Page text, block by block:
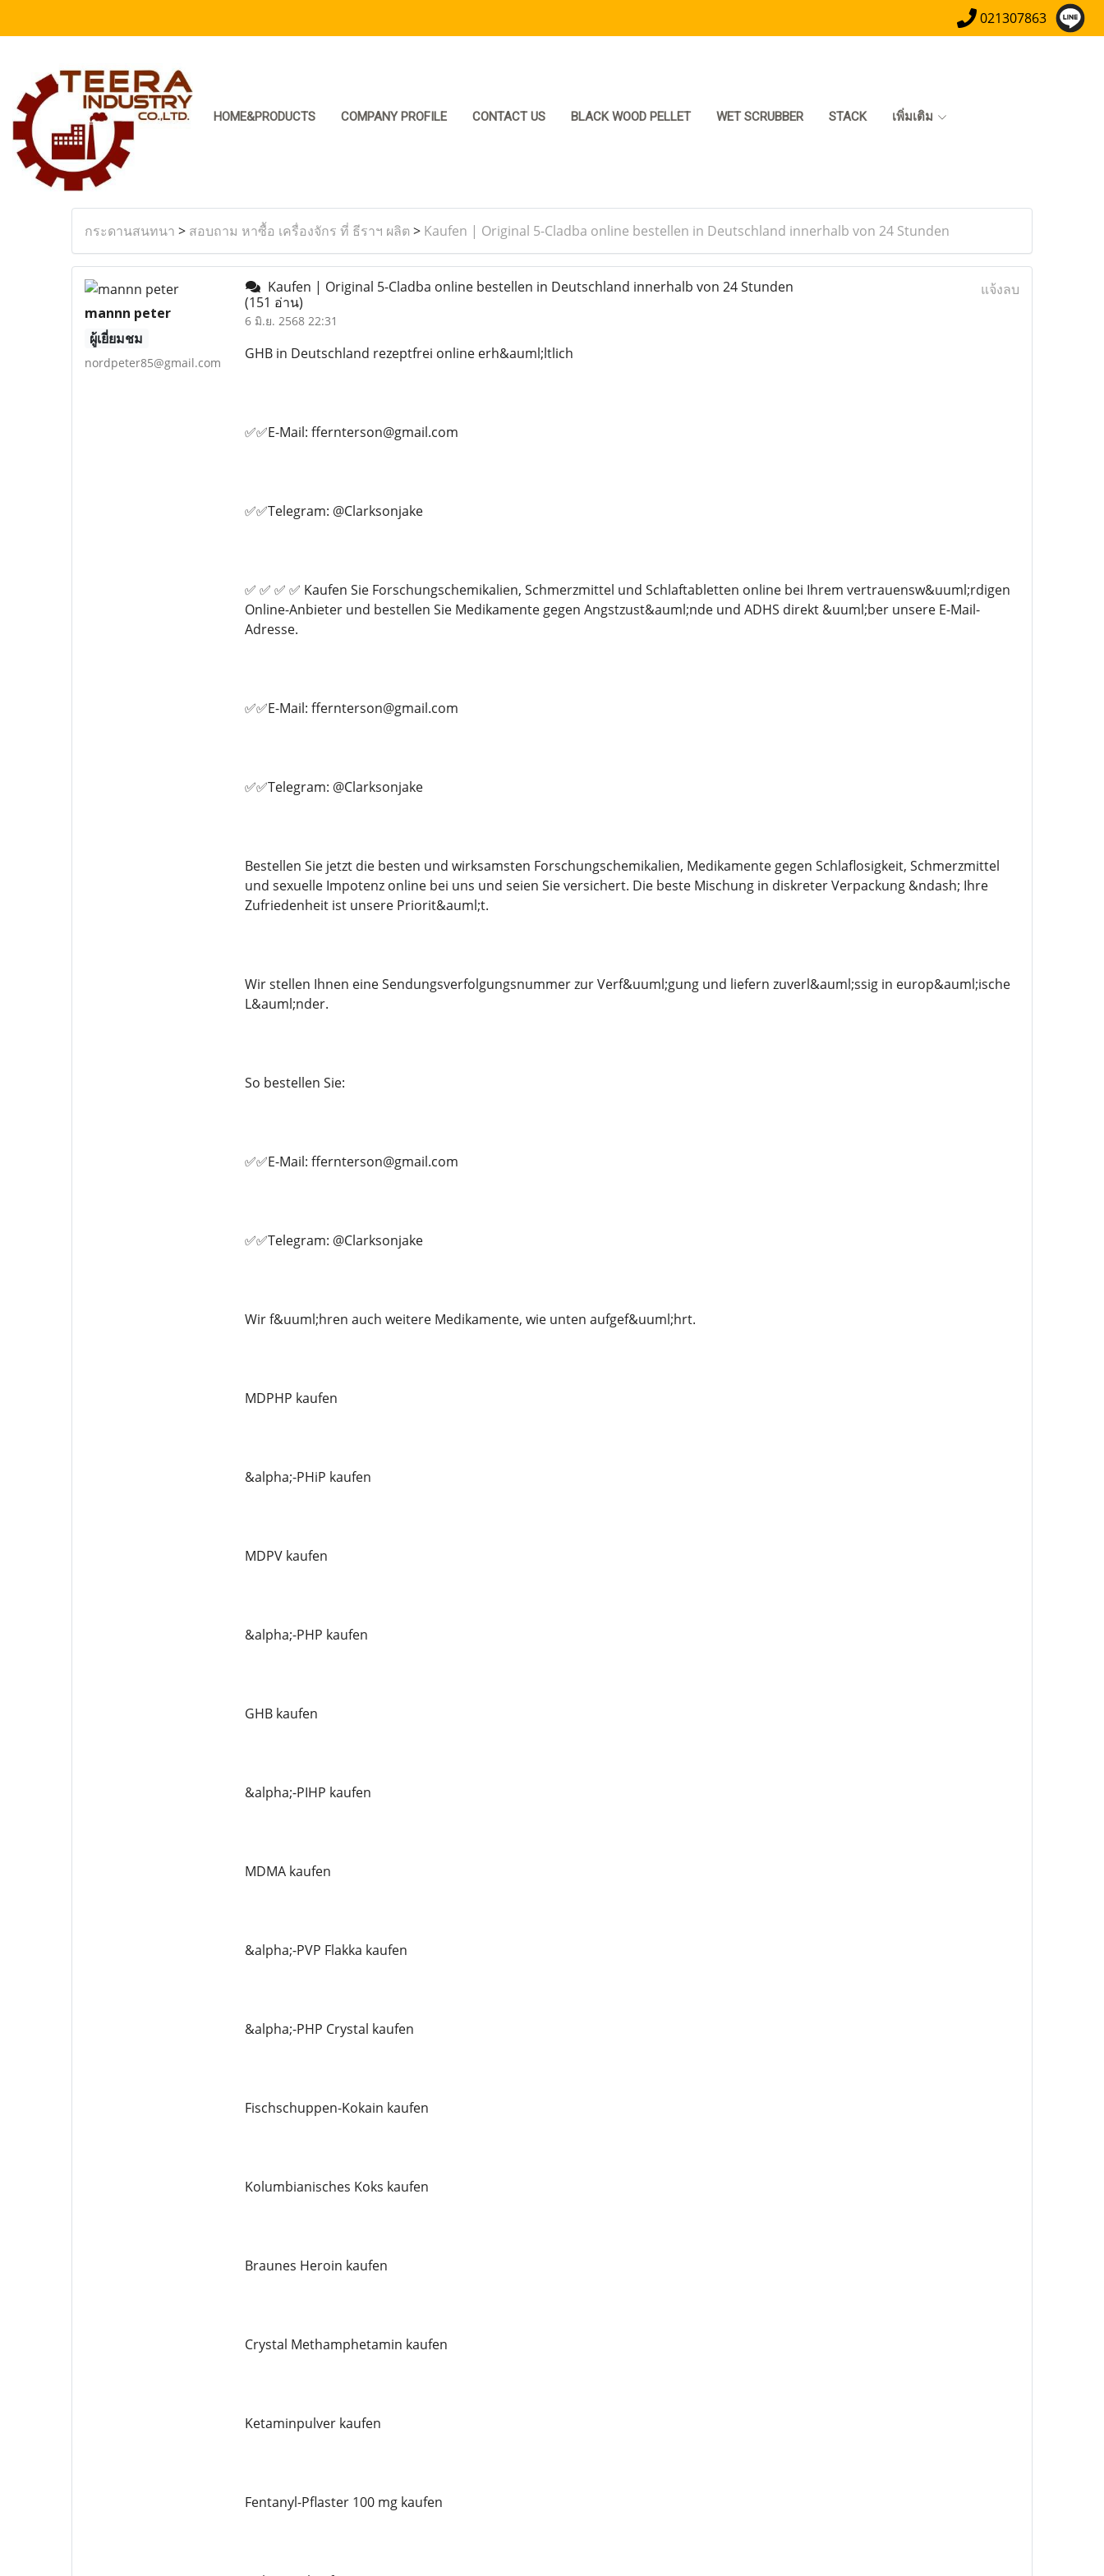
021307863
HOME&PRODUCTS COMPANY PROFILE CONTACT US BLACK WOOD PELLET WET SCRUBBER STACK เพิ่มเติม
กระดานสนทนา > สอบถาม หาซื้อ เครื่องจักร ที่ ธีราฯ ผลิต > Kaufen | Original 5-Cladba online bestellen in Deutschland innerhalb von 24 Stunden
mannn peter
ผู้เยี่ยมชม
nordpeter85@gmail.com
Kaufen | Original 5-Cladba online bestellen in Deutschland innerhalb von 24 Stunden
(151 อ่าน)
6 มิ.ย. 2568 22:31
แจ้งลบ
GHB in Deutschland rezeptfrei online erh&auml;ltlich
✅✅E-Mail: ffernterson@gmail.com
✅✅Telegram: @Clarksonjake
✅ ✅ ✅ ✅ Kaufen Sie Forschungschemikalien, Schmerzmittel und Schlaftabletten online bei Ihrem vertrauensw&uuml;rdigen
Online-Anbieter und bestellen Sie Medikamente gegen Angstzust&auml;nde und ADHS direkt &uuml;ber unsere E-Mail-
Adresse.
✅✅E-Mail: ffernterson@gmail.com
✅✅Telegram: @Clarksonjake
Bestellen Sie jetzt die besten und wirksamsten Forschungschemikalien, Medikamente gegen Schlaflosigkeit, Schmerzmittel
und sexuelle Impotenz online bei uns und seien Sie versichert. Die beste Mischung in diskreter Verpackung &ndash; Ihre
Zufriedenheit ist unsere Priorit&auml;t.
Wir stellen Ihnen eine Sendungsverfolgungsnummer zur Verf&uuml;gung und liefern zuverl&auml;ssig in europ&auml;ische
L&auml;nder.
So bestellen Sie:
✅✅E-Mail: ffernterson@gmail.com
✅✅Telegram: @Clarksonjake
Wir f&uuml;hren auch weitere Medikamente, wie unten aufgef&uuml;hrt.
MDPHP kaufen
&alpha;-PHiP kaufen
MDPV kaufen
&alpha;-PHP kaufen
GHB kaufen
&alpha;-PIHP kaufen
MDMA kaufen
&alpha;-PVP Flakka kaufen
&alpha;-PHP Crystal kaufen
Fischschuppen-Kokain kaufen
Kolumbianisches Koks kaufen
Braunes Heroin kaufen
Crystal Methamphetamin kaufen
Ketaminpulver kaufen
Fentanyl-Pflaster 100 mg kaufen